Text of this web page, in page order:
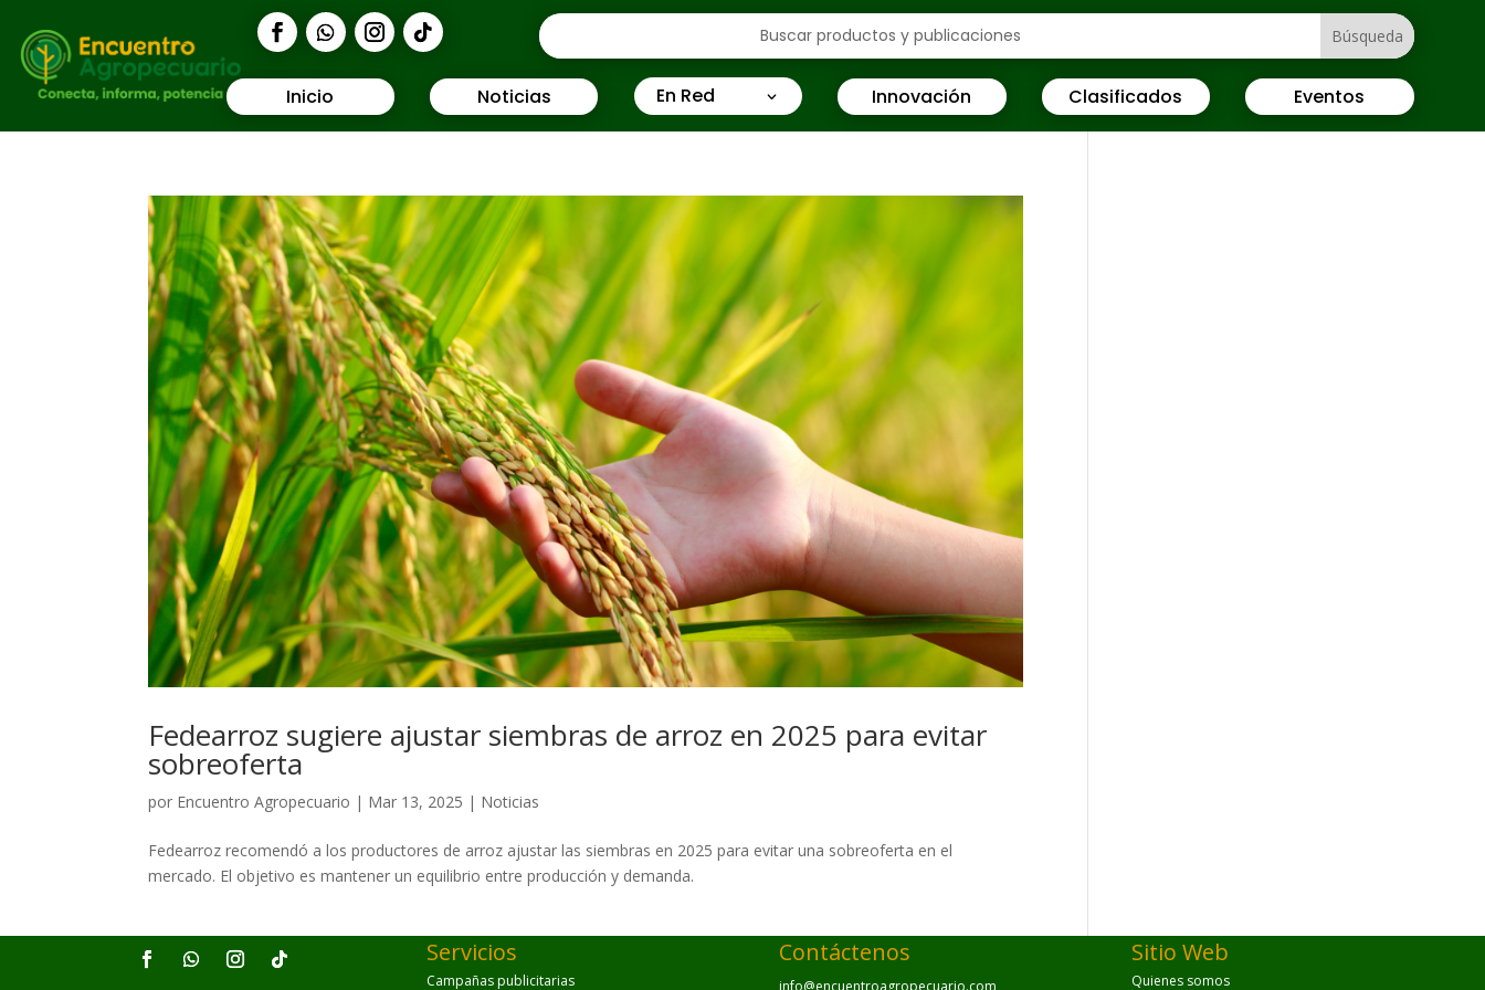
Inicio Noticias En Red Innovación Clasificados Eventos
Fedearroz sugiere ajustar siembras de arroz en 2025 para evitar
sobreoferta
por Encuentro Agropecuario | Mar 13, 2025 | Noticias
Fedearroz recomendó a los productores de arroz ajustar las siembras en 2025 para evitar una sobreoferta en el
mercado. El objetivo es mantener un equilibrio entre producción y demanda.
Servicios
Campañas publicitarias
Contáctenos
info@encuentroagropecuario.com
Sitio Web
Quienes somos